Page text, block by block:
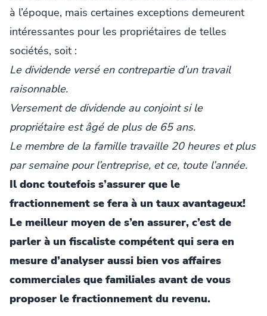
à l’époque, mais certaines exceptions demeurent
intéressantes pour les propriétaires de telles
sociétés, soit :
Le dividende versé en contrepartie d’un travail
raisonnable.
Versement de dividende au conjoint si le
propriétaire est âgé de plus de 65 ans.
Le membre de la famille travaille 20 heures et plus
par semaine pour l’entreprise, et ce, toute l’année.
Il donc toutefois s’assurer que le
fractionnement se fera à un taux avantageux!
Le meilleur moyen de s’en assurer, c’est de
parler à un fiscaliste compétent qui sera en
mesure d’analyser aussi bien vos affaires
commerciales que familiales avant de vous
proposer le fractionnement du revenu.